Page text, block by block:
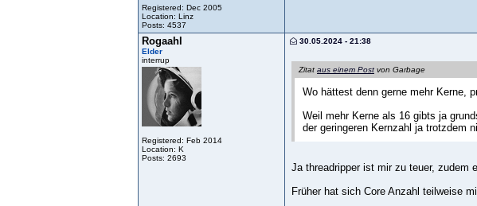
Registered: Dec 2005
Location: Linz
Posts: 4537
Rogaahl
Elder
interrup
Registered: Feb 2014
Location: K
Posts: 2693
30.05.2024 - 21:38
Zitat aus einem Post von Garbage
Wo hättest denn gerne mehr Kerne,
Weil mehr Kerne als 16 gibts ja
der geringeren Kernzahl ja trotzdem
Ja threadripper ist mir zu teuer, zudem
Früher hat sich Core Anzahl teilweise